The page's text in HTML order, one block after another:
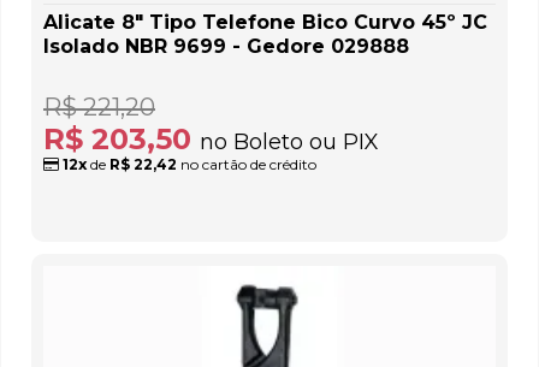
Alicate 8" Tipo Telefone Bico Curvo 45º JC
Isolado NBR 9699 - Gedore 029888
R$ 203,50 no Boleto ou PIX
R$ 221,20
12x de R$ 22,42 no cartão de crédito